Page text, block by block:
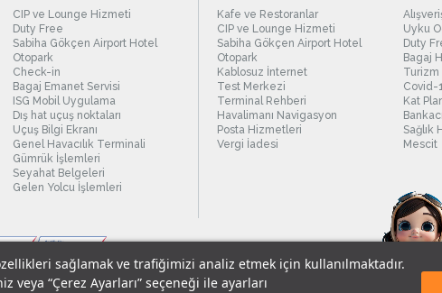
sağlamak ve trafiğimizi analiz etmek için kullanılmaktadır.
“Çerez Ayarları” seçeneği ile ayarları
CIP ve Lounge Hizmeti
Duty Free
Sabiha Gökçen Airport Hotel
Otopark
Check-in
Bagaj Emanet Servisi
ISG Mobil Uygulama
Dış hat uçuş noktaları
Uçuş Bilgi Ekranı
Genel Havacılık Terminali
Gümrük İşlemleri
Seyahat Belgeleri
Gelen Yolcu İşlemleri
Kafe ve Restoranlar
CIP ve Lounge Hizmeti
Uyku
Sabiha Gökçen Airport Hotel
Duty
Otopark
Bagaj
Kablosuz İnternet
Turizm
Test Merkezi
Covid-
Terminal Rehberi
Kat
Havalimanı Navigasyon
Posta Hizmetleri
Sağlık
Vergi İadesi
Mescit